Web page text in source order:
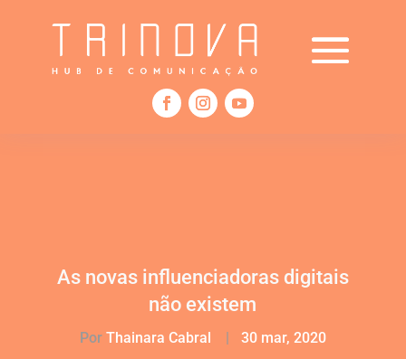
As novas influenciadoras digitais
não existem
Por Thainara Cabral | 30 mar, 2020